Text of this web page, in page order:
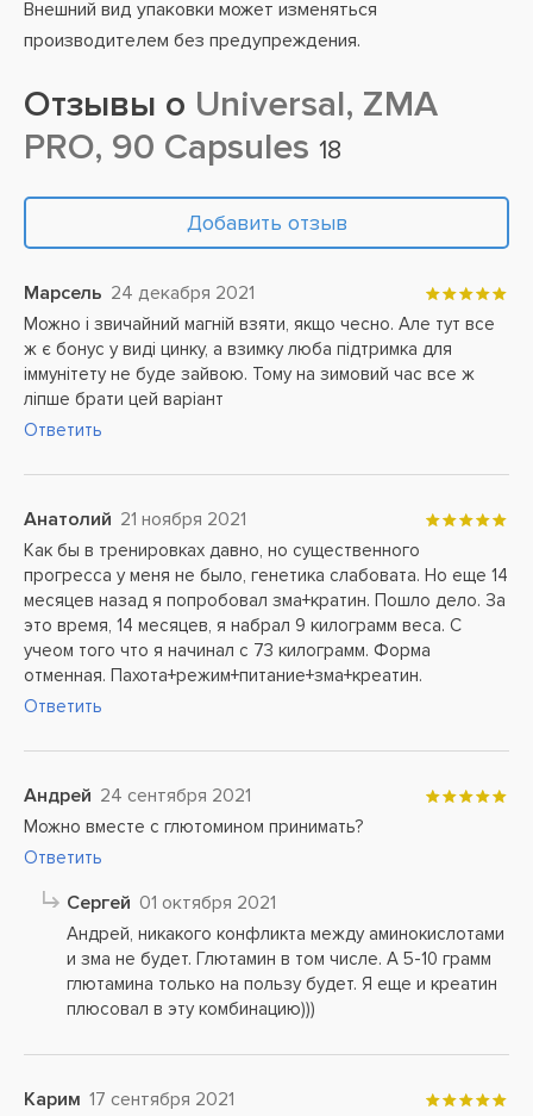
Внешний вид упаковки может изменяться
производителем без предупреждения.
Отзывы о Universal, ZMA
PRO, 90 Capsules 18
Добавить отзыв
Марсель 24 декабря 2021
Можно і звичайний магній взяти, якщо чесно. Але тут все
ж є бонус у виді цинку, а взимку люба підтримка для
іммунітету не буде зайвою. Тому на зимовий час все ж
ліпше брати цей варіант
Ответить
Анатолий 21 ноября 2021
Как бы в тренировках давно, но существенного
прогресса у меня не было, генетика слабовата. Но еще 14
месяцев назад я попробовал зма+кратин. Пошло дело. За
это время, 14 месяцев, я набрал 9 килограмм веса. С
учеом того что я начинал с 73 килограмм. Форма
отменная. Пахота+режим+питание+зма+креатин.
Ответить
Андрей 24 сентября 2021
Можно вместе с глютомином принимать?
Ответить
Сергей 01 октября 2021
Андрей, никакого конфликта между аминокислотами
и зма не будет. Глютамин в том числе. А 5-10 грамм
глютамина только на пользу будет. Я еще и креатин
плюсовал в эту комбинацию)))
Карим 17 сентября 2021